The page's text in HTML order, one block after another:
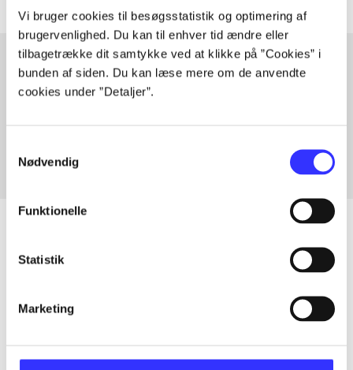
Vi bruger cookies til besøgsstatistik og optimering af
brugervenlighed. Du kan til enhver tid ændre eller
tilbagetrække dit samtykke ved at klikke på ”Cookies” i
bunden af siden. Du kan læse mere om de anvendte
cookies under ”Detaljer”.
Nødvendig
Funktionelle
Statistik
Marketing
Artikler med samme emner